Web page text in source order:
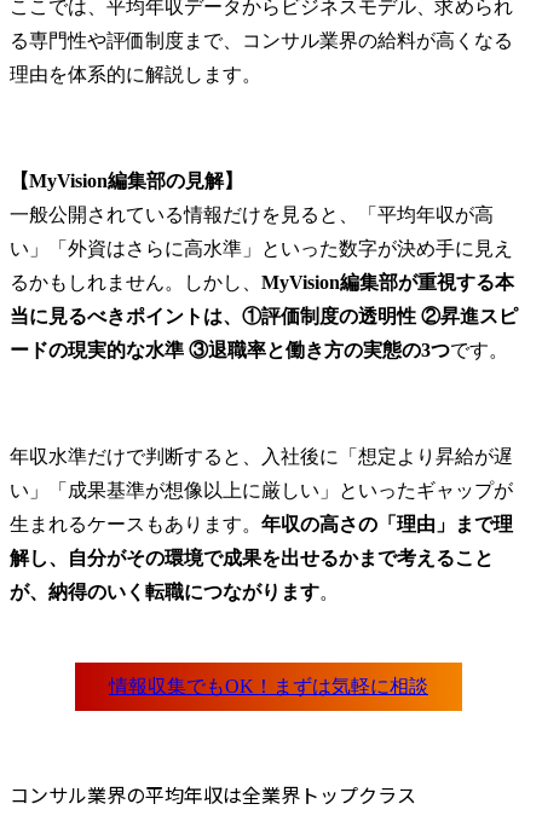
まとめ
FAQ
ンチャーを含む)の立ち上
げ段階からの戦略策定支
援、ビジネス拡大に向け
た戦略の策定・実行・検
最適化(相談対応のAI化・
DX化等、法務・知財にお
ける当社事業支援・貢献
のための各種施策の企
画・立案・実施等)
・国内外の知財業務対応
(特許及び商標の調査・出
願・活用に関する業務等)
関する各種プロジェクト
支援、相談対応等)
主な仕事の概要
・新しいビジネスや社内
ベンチャーの立ち上げ段
に向けた戦略の策定・実
行・検証を通じて事業成
携により、事業特性に応
じた最適な知財戦略を立
ここでは、平均年収データからビジネスモデル、求められ
る専門性や評価制度まで、コンサル業界の給料が高くなる
理由を体系的に解説します。
【MyVision編集部の見解】
一般公開されている情報だけを見ると、「平均年収が高
い」「外資はさらに高水準」といった数字が決め手に見え
るかもしれません。しかし、 MyVision編集部が重視する本
当に見るべきポイントは、①評価制度の透明性 ②昇進スピ
ードの現実的な水準 ③退職率と働き方の実態の3つです。
年収水準だけで判断すると、入社後に「想定より昇給が遅
い」「成果基準が想像以上に厳しい」といったギャップが
生まれるケースもあります。 年収の高さの「理由」まで理
解し、自分がその環境で成果を出せるかまで考えること
が、納得のいく転職につながります。
コンサル業界の平均年収は全業界トップクラス